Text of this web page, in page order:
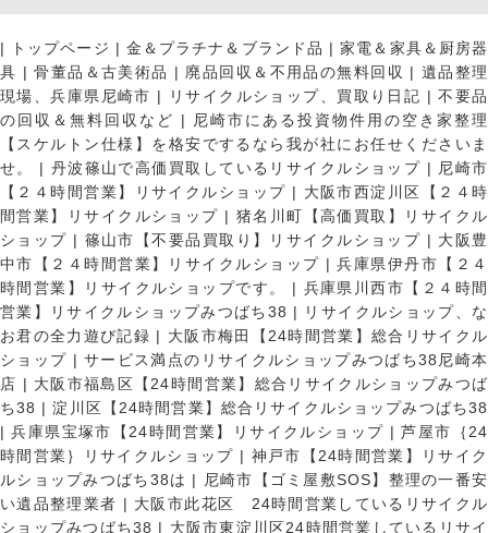
| トップページ | 金＆プラチナ＆ブランド品 |家電＆家具＆厨房器
具 |骨董品＆古美術品 | 廃品回収＆不用品の無料回収 | 遺品整理
現場、兵庫県尼崎市 | リサイクルショップ、買取り日記 |不要品
の回収＆無料回収など |
尼崎市にある投資物件用の空き家整理
【スケルトン仕様】を格安でするなら我が社にお任せくださいま
せ。
| 丹波篠山で高価買取しているリサイクルショップ | 尼崎市
【２４時間営業】リサイクルショップ | 大阪市西淀川区【２４時
間営業】リサイクルショップ | 猪名川町【高価買取】リサイクル
ショップ | 篠山市【不要品買取り】リサイクルショップ | 大阪豊
中市【２４時間営業】リサイクルショップ |兵庫県伊丹市【２４
時間営業】リサイクルショップです。
| 兵庫県川西市【２４時間
営業】リサイクルショップみつばち38 |
リサイクルショップ、な
お君の全力遊び記録 | 大阪市梅田【24時間営業】総合リサイクル
ショップ |サービス満点のリサイクルショップみつばち38尼崎本
店 | 大阪市福島区【24時間営業】総合リサイクルショップみつば
ち38 |淀川区【24時間営業】総合リサイクルショップみつばち38
|兵庫県宝塚市【24時間営業】リサイクルショップ |芦屋市｛24
時間営業｝リサイクルショップ | 神戸市【24時間営業】リサイク
ルショップみつばち38は |
尼崎市【ゴミ屋敷SOS】整理の一番安
い遺品整理業者 | 大阪市此花区 24時間営業しているリサイクル
ショップみつばち38 | 大阪市東淀川区24時間営業しているリサイ